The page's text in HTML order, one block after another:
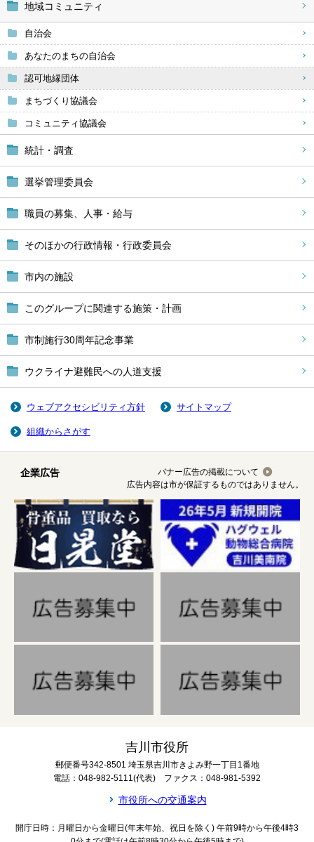
地域コミュニティ
自治会
あなたのまちの自治会
認可地縁団体
まちづくり協議会
コミュニティ協議会
統計・調査
選挙管理委員会
職員の募集、人事・給与
そのほかの行政情報・行政委員会
市内の施設
このグループに関連する施策・計画
市制施行30周年記念事業
ウクライナ避難民への人道支援
ウェブアクセシビリティ方針 サイトマップ
組織からさがす
企業広告
バナー広告の掲載について
広告内容は市が保証するものではありません。
吉川市役所
郵便番号342-8501 埼玉県吉川市きよみ野一丁目1番地
電話：048-982-5111(代表) ファクス：048-981-5392
市役所への交通案内
開庁日時：月曜日から金曜日(年末年始、祝日を除く) 午前9時から午後4時3